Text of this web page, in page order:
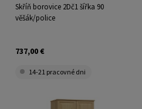
Skříň borovice 2Dč1 šířka 90
věšák/police
737,00 €
14-21 pracovné dni